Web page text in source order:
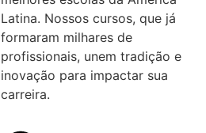
Latina. Nossos cursos, que já
formaram milhares de
profissionais, unem tradição e
inovação para impactar sua
carreira.